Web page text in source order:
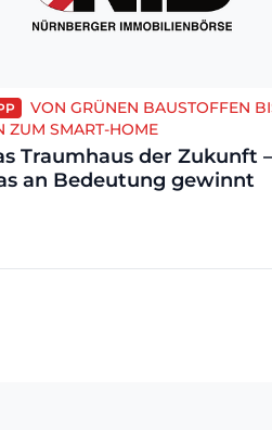
VON GRÜNEN BAUSTOFFEN
ZUM SMART-HOME
Traumhaus der Zukunft –
an Bedeutung gewinnt